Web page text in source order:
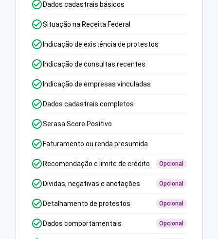
Dados cadastrais básicos
Situação na Receita Federal
Indicação de existência de protestos
Indicação de consultas recentes
Indicação de empresas vinculadas
Dados cadastrais completos
Serasa Score Positivo
Faturamento ou renda presumida
Recomendação e limite de crédito Opcional
Dívidas, negativas e anotações Opcional
Detalhamento de protestos Opcional
Dados comportamentais Opcional